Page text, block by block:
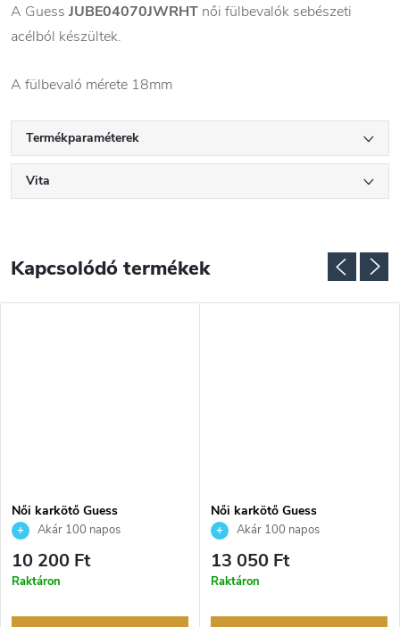
A Guess JUBE04070JWRHT női fülbevalók sebészeti
acélból készültek.
A fülbevaló mérete 18mm
Termékparaméterek
Vita
Kapcsolódó termékek
Női karkötő Guess
JUBB06234JWRHS
Akár 100 napos
visszaküldési lehetőség. Hivatalos
márkakereskedő.
10 200 Ft
Raktáron
Női karkötő Guess
JUBB05546JWRHS
Akár 100 napos
visszaküldési lehetőség. Hivatalos
márkakereskedő.
13 050 Ft
Raktáron